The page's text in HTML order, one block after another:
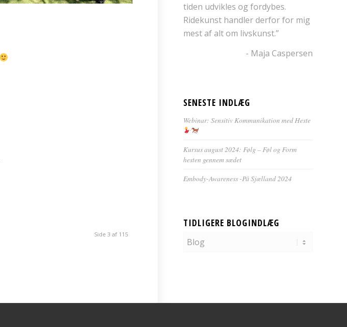
Side 3 af 115
tiden udvikles og fordybes.
Ridekunst handler derfor for mig
mest af alt om livskunst.”
- Maja Caspersen
SENESTE INDLÆG
Webinar: Sensitiv Kommunikation med Heste
Kursus august 2024: Følg – Føl og Form
hesten gennem sædet
Embody-Awareness -På Sjælland 2024
TIDLIGERE BLOGINDLÆG
Tidligere